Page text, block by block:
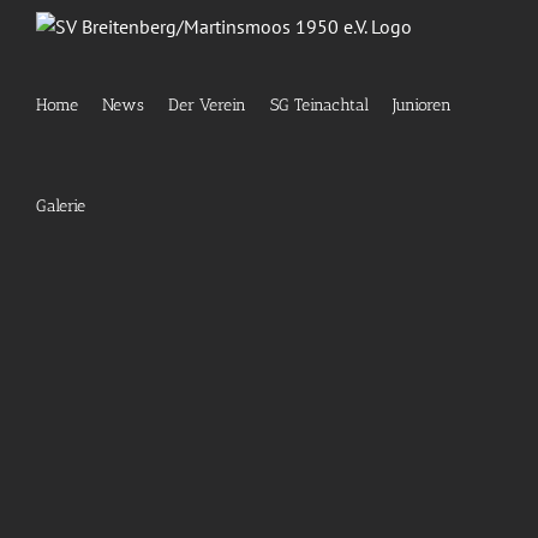
Home News Der Verein SG Teinachtal Junioren
Galerie